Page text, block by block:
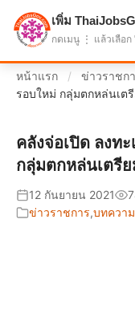
แบ่งปันโอกาส เพื่
หน้าแรก / ข่าวราชก
รอบใหม่ กลุ่มตกหล่นเตรี
คลังจ่อเปิด ลงท
กลุ่มตกหล่นเตรีย
12 กันยายน 2021
ข่าวราชการ,บทควา
เพิ่ม
กดเมนู ⋮ แล้วเลือก